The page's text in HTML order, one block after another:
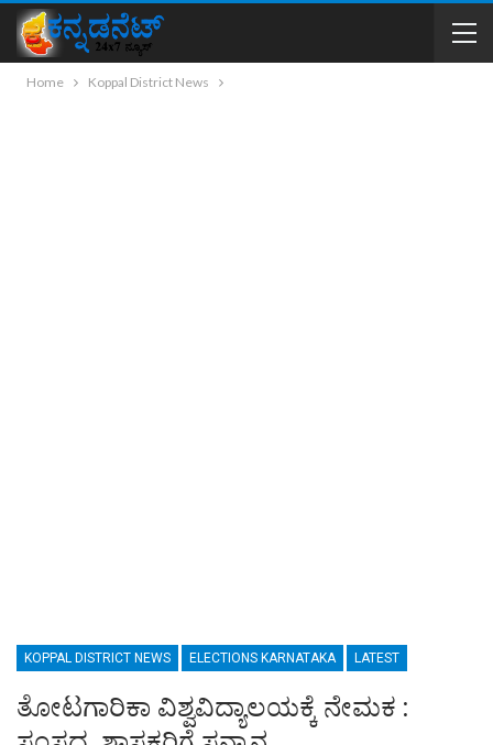
Home Koppal District News
KOPPAL DISTRICT NEWS ELECTIONS KARNATAKA LATEST
ತೋಟಗಾರಿಕಾ ವಿಶ್ವವಿದ್ಯಾಲಯಕ್ಕೆ ನೇಮಕ :